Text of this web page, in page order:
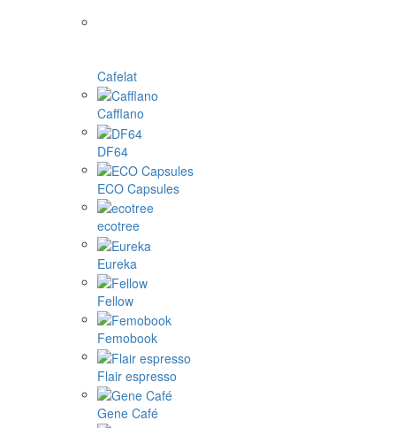
Cafelat
Cafflano
DF64
ECO Capsules
ecotree
Eureka
Fellow
Femobook
Flair espresso
Gene Café